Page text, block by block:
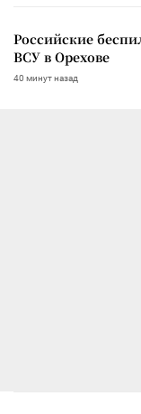
Российские
ВСУ в Орехове
40 минут назад